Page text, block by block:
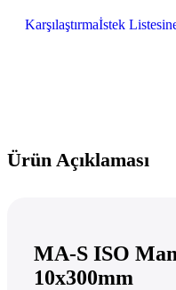
Karşılaştırmaİstek
Ürün Açıklaması
MA-S ISO
10x300mm